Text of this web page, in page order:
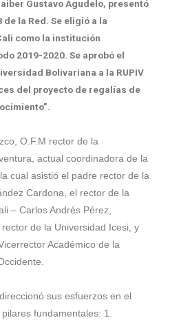
Gustavo Agudelo, presentó
la Red. Se eligió a la
como la institución
2019-2020. Se aprobó el
Bolivariana a la RUPIV
del proyecto de regalías de
O.F.M rector de la
actual coordinadora de la
cual asistió el padre rector de la
Cardona, el rector de la
– Carlos Andrés Pérez,
de la Universidad Icesi, y
Académico de la
sus esfuerzos en el
fundamentales: 1.